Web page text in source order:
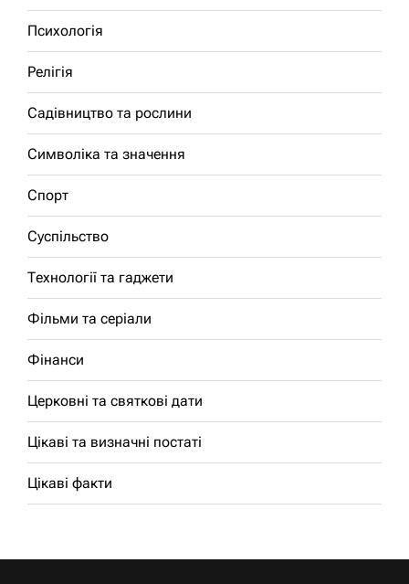
Психологія
Релігія
Садівництво та рослини
Символіка та значення
Спорт
Суспільство
Технології та гаджети
Фільми та серіали
Фінанси
Церковні та святкові дати
Цікаві та визначні постаті
Цікаві факти